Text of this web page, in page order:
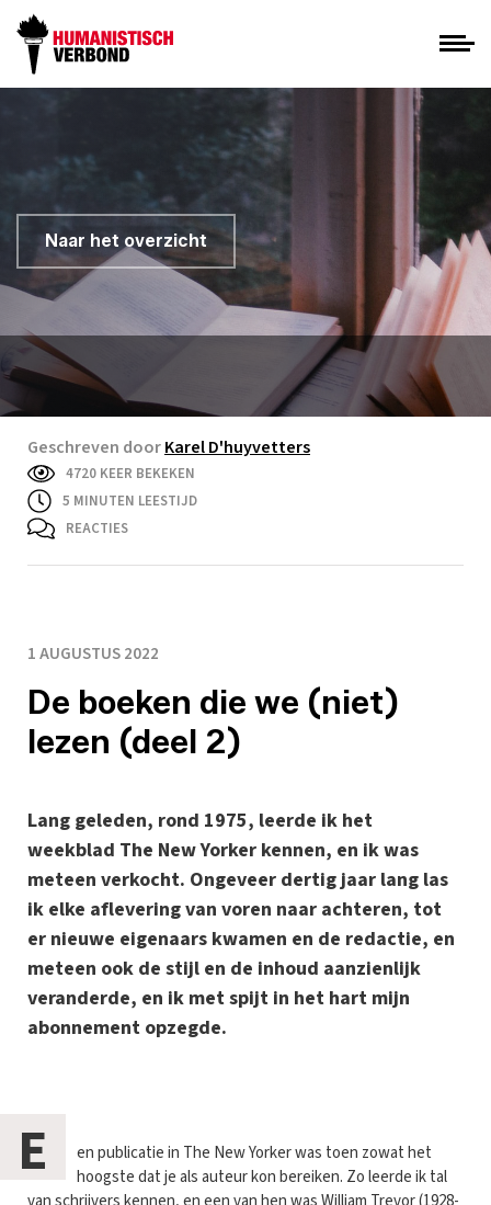
Naar het overzicht
Geschreven doorKarel D'huyvetters
4720 KEER BEKEKEN
5 MINUTEN LEESTIJD
REACTIES
1 AUGUSTUS 2022
De boeken die we (niet)
lezen (deel 2)
Lang geleden, rond 1975, leerde ik het
weekblad The New Yorker kennen, en ik was
meteen verkocht. Ongeveer dertig jaar lang las
ik elke aflevering van voren naar achteren, tot
er nieuwe eigenaars kwamen en de redactie, en
meteen ook de stijl en de inhoud aanzienlijk
veranderde, en ik met spijt in het hart mijn
abonnement opzegde.
E
en publicatie in The New Yorker was toen zowat het
hoogste dat je als auteur kon bereiken. Zo leerde ik tal